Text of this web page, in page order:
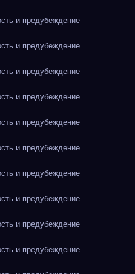
и предубеждение
и предубеждение
и предубеждение
и предубеждение
и предубеждение
и предубеждение
и предубеждение
и предубеждение
и предубеждение
и предубеждение